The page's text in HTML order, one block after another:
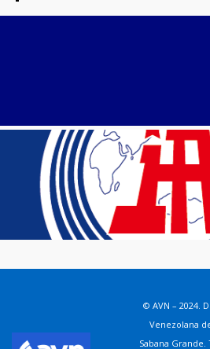
© AVN – 2024.
Venezolana
Sabana